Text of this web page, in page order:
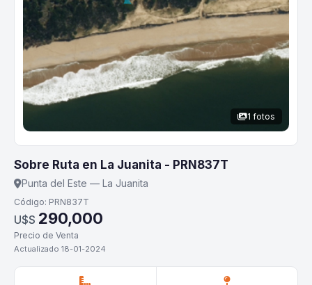
1 fotos
Sobre Ruta en La Juanita - PRN837T
Punta del Este — La Juanita
Código: PRN837T
U$S 290,000
Precio de Venta
Actualizado 18-01-2024